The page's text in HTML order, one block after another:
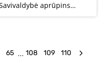
aprūpins
atliekų išvežimą.
65 ... 108 109 110